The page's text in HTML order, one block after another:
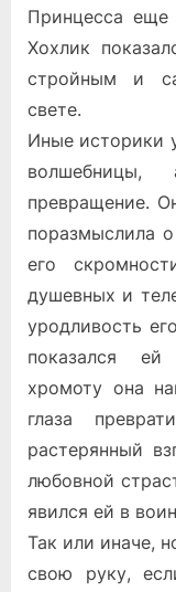
Принцесса еще
Хохлик
стройным и
свете.
Иные историки
превращение.
поразмыслила
его
душевных и
уродливость
показался
хромоту она
глаза
растерянный
любовной
явился ей в
Так или иначе,
свою руку,